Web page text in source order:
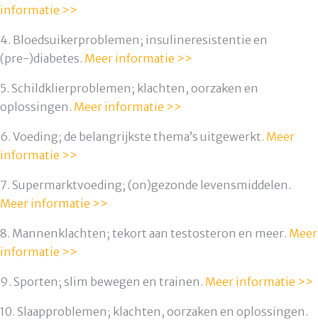
informatie >>
4. Bloedsuikerproblemen; insulineresistentie en
(pre-)diabetes. Meer informatie >>
5. Schildklierproblemen; klachten, oorzaken en
oplossingen. Meer informatie >>
6. Voeding; de belangrijkste thema’s uitgewerkt. Meer
informatie >>
7. Supermarktvoeding; (on)gezonde levensmiddelen.
Meer informatie >>
8. Mannenklachten; tekort aan testosteron en meer. Meer
informatie >>
9. Sporten; slim bewegen en trainen. Meer informatie >>
10. Slaapproblemen; klachten, oorzaken en oplossingen.